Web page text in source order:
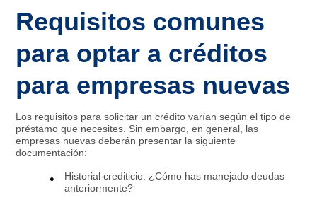
Requisitos comunes
para optar a créditos
para empresas nuevas
Los requisitos para solicitar un crédito varían según el tipo de
préstamo que necesites. Sin embargo, en general, las
empresas nuevas deberán presentar la siguiente
documentación:
Historial crediticio: ¿Cómo has manejado deudas
anteriormente?